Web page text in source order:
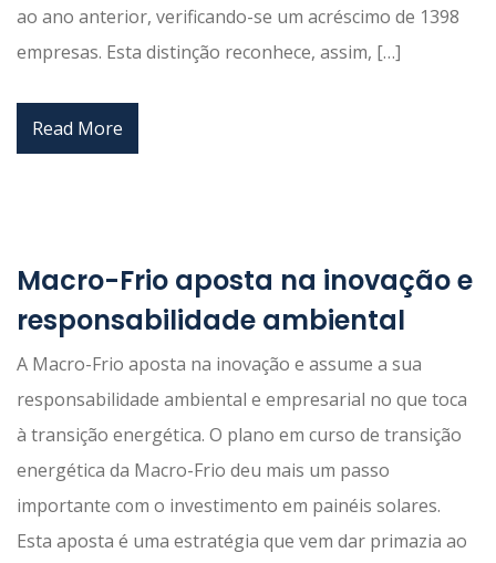
ao ano anterior, verificando-se um acréscimo de 1398
empresas. Esta distinção reconhece, assim, […]
Read More
Macro-Frio aposta na inovação e
responsabilidade ambiental
A Macro-Frio aposta na inovação e assume a sua
responsabilidade ambiental e empresarial no que toca
à transição energética. O plano em curso de transição
energética da Macro-Frio deu mais um passo
importante com o investimento em painéis solares.
Esta aposta é uma estratégia que vem dar primazia ao